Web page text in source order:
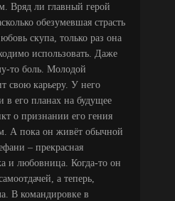
Вряд ли главный герой
обезумевшая страсть
скупа, только раз она
использовать. Даже
то боль. Молодой
свою карьеру. У него
в его планах на будущее
о признании его гения
А пока он живёт обычной
– прекрасная
и любовница. Когда-то он
а теперь,
В командировке в